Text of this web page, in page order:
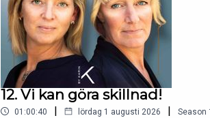
12. Vi kan göra skillnad!
01:00:40 | lördag 1 augusti 2026 | Season